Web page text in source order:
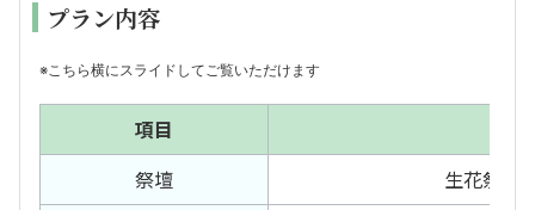
プラン内容
※こちら横にスライドしてご覧いただけます
項目
祭壇
生花祭壇